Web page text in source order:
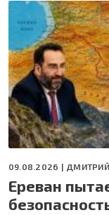
09.08.2026 |
Ереван